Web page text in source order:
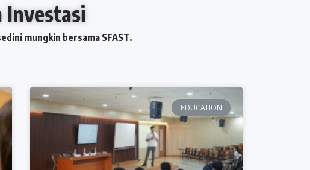
Investasi​
mungkin bersama SFAST.
EDUCATION